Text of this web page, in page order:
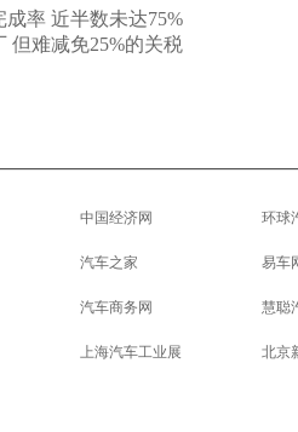
率 近半数未达75%
但难减免25%的关税
中国经济网 环球
汽车之家 易车
汽车商务网 慧聪
上海汽车工业展 北京